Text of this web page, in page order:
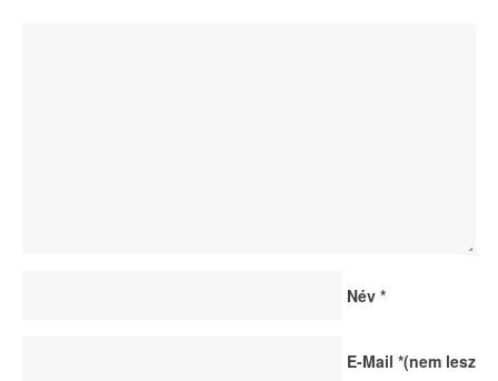
Név *
E-Mail *(nem lesz